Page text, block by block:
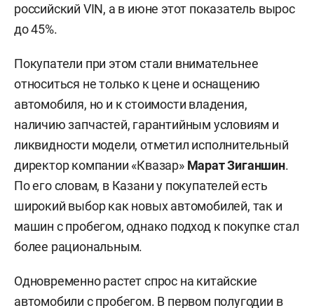
российский VIN, а в июне этот показатель вырос
до 45%.
Покупатели при этом стали внимательнее
относиться не только к цене и оснащению
автомобиля, но и к стоимости владения,
наличию запчастей, гарантийным условиям и
ликвидности модели, отметил исполнительный
директор компании «Квазар» Марат Зиганшин.
По его словам, в Казани у покупателей есть
широкий выбор как новых автомобилей, так и
машин с пробегом, однако подход к покупке стал
более рациональным.
Одновременно растет спрос на китайские
автомобили с пробегом. В первом полугодии в